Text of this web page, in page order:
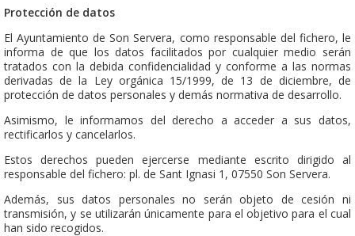
Protección de datos
El Ayuntamiento de Son Servera, como responsable del fichero, le
informa de que los datos facilitados por cualquier medio serán
tratados con la debida confidencialidad y conforme a las normas
derivadas de la Ley orgánica 15/1999, de 13 de diciembre, de
protección de datos personales y demás normativa de desarrollo.
Asimismo, le informamos del derecho a acceder a sus datos,
rectificarlos y cancelarlos.
Estos derechos pueden ejercerse mediante escrito dirigido al
responsable del fichero: pl. de Sant Ignasi 1, 07550 Son Servera.
Además, sus datos personales no serán objeto de cesión ni
transmisión, y se utilizarán únicamente para el objetivo para el cual
han sido recogidos.